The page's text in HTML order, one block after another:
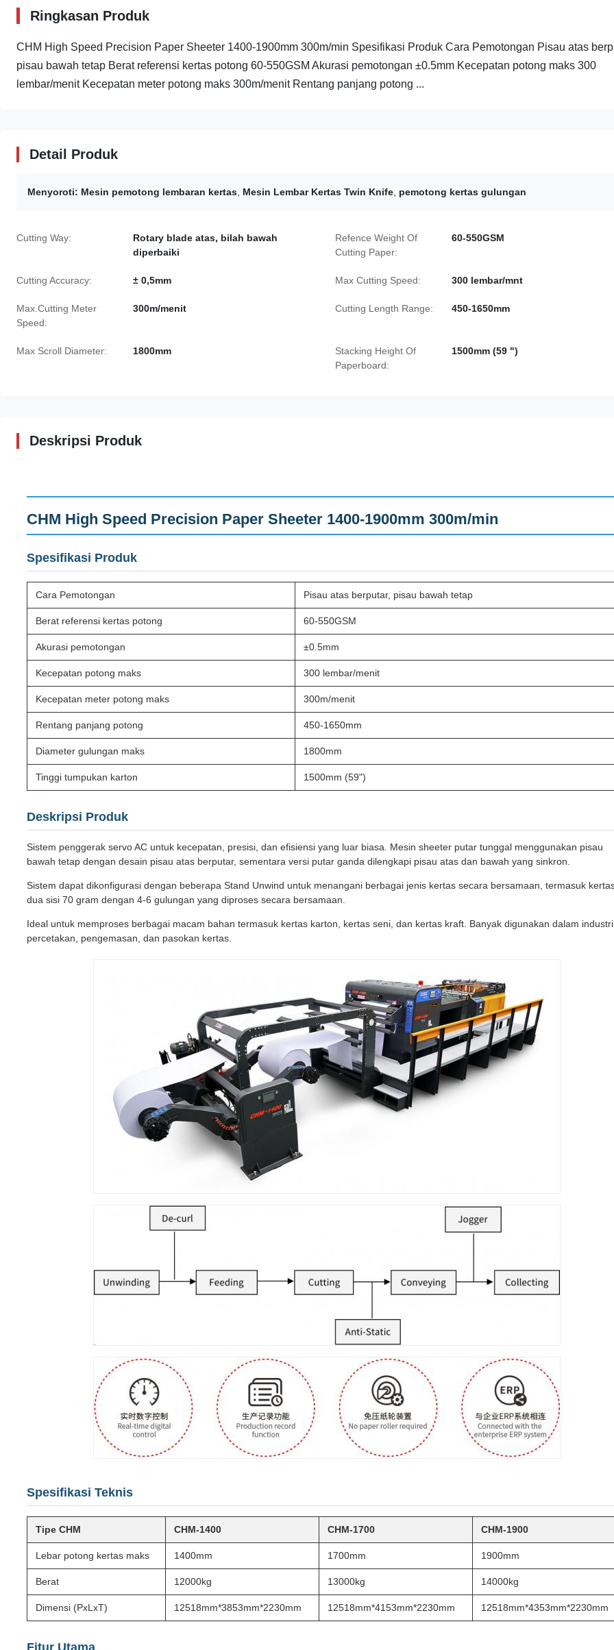
Ringkasan Produk
CHM High Speed Precision Paper Sheeter 1400-1900mm 300m/min Spesifikasi Produk Cara Pemotongan Pisau atas
pisau bawah tetap Berat referensi kertas potong 60-550GSM Akurasi pemotongan ±0.5mm Kecepatan potong maks 300
lembar/menit Kecepatan meter potong maks 300m/menit Rentang panjang potong ...
Detail Produk
Menyoroti: Mesin pemotong lembaran kertas Mesin Lembar Kertas Twin Knife pemotong kertas gulungan
Cutting Way:
Rotary blade atas, bilah bawah
diperbaiki
Refence Weight Of
Cutting Paper:
60-550GSM
Cutting Accuracy: ± 0,5mm Max Cutting Speed: 300 lembar/mnt
Max.Cutting Meter
Speed:
300m/menit Cutting Length Range: 450-1650mm
Max Scroll Diameter: 1800mm
Stacking Height Of
Paperboard:
1500mm (59 ")
Deskripsi Produk
CHM High Speed Precision Paper Sheeter 1400-1900mm 300m/min
Spesifikasi Produk
Cara Pemotongan Pisau atas berputar, pisau bawah tetap
Berat referensi kertas potong 60-550GSM
Akurasi pemotongan ±0.5mm
Kecepatan potong maks 300 lembar/menit
Kecepatan meter potong maks 300m/menit
Rentang panjang potong 450-1650mm
Diameter gulungan maks 1800mm
Tinggi tumpukan karton 1500mm (59")
Deskripsi Produk
Sistem penggerak servo AC untuk kecepatan, presisi, dan efisiensi yang luar biasa. Mesin sheeter putar tunggal menggunakan pisau
bawah tetap dengan desain pisau atas berputar, sementara versi putar ganda dilengkapi pisau atas dan bawah yang sinkron.
Sistem dapat dikonfigurasi dengan beberapa Stand Unwind untuk menangani berbagai jenis kertas secara bersamaan, termasuk
dua sisi 70 gram dengan 4-6 gulungan yang diproses secara bersamaan.
Ideal untuk memproses berbagai macam bahan termasuk kertas karton, kertas seni, dan kertas kraft. Banyak digunakan dalam industri
percetakan, pengemasan, dan pasokan kertas.
Spesifikasi Teknis
Tipe CHM CHM-1400 CHM-1700 CHM-1900
Lebar potong kertas maks 1400mm 1700mm 1900mm
Berat 12000kg 13000kg 14000kg
Dimensi (PxLxT) 12518mm*3853mm*2230mm 12518mm*4153mm*2230mm 12518mm*4353mm*2230mm
Fitur Utama